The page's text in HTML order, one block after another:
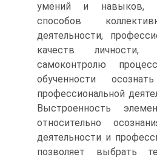
умений и навыков,
способов
деятельности,
качеств личности,
самоконтролю
обученности
профессиональной
Выстроенность
относительно
деятельности и
позволяет выбрать